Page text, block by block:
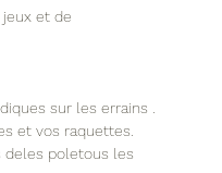
et de
sur les errains .
et vos raquettes.
deles poletous les